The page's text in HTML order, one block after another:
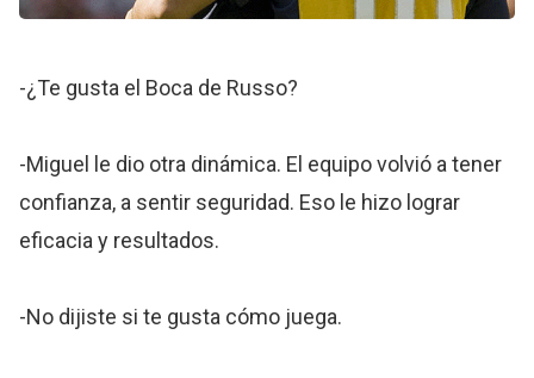
-¿Te gusta el Boca de Russo?
-Miguel le dio otra dinámica. El equipo volvió a tener
confianza, a sentir seguridad. Eso le hizo lograr
eficacia y resultados.
-No dijiste si te gusta cómo juega.